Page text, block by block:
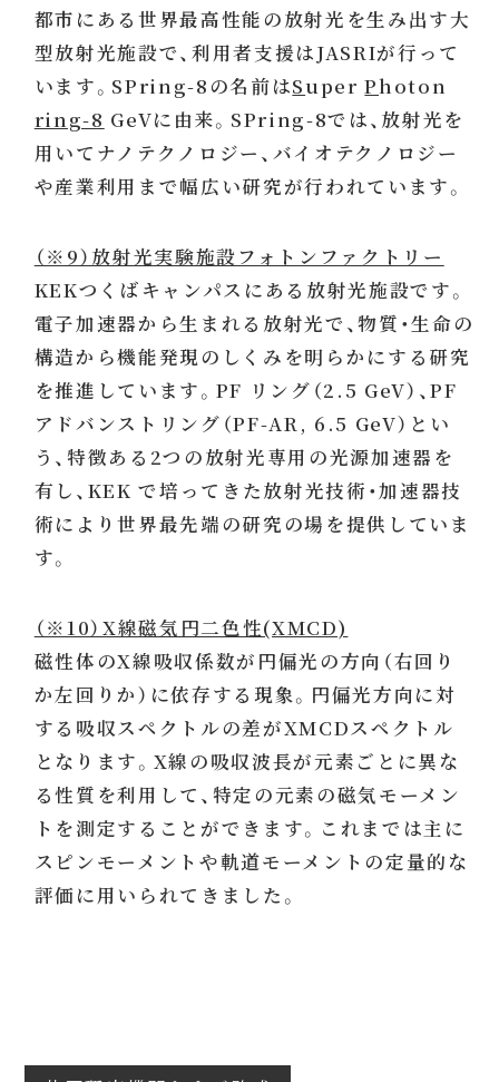
都市にある世界最高性能の放射光を生み出す大
型放射光施設で、利用者支援はJASRIが行って
います。SPring-8の名前はSuperPhoton
ring-8 GeVに由来。SPring-8では、放射光を
用いてナノテクノロジー、バイオテクノロジー
や産業利用まで幅広い研究が行われています。
（※9）放射光実験施設フォトンファクトリー
KEKつくばキャンパスにある放射光施設です。
電子加速器から生まれる放射光で、物質・生命の
構造から機能発現のしくみを明らかにする研究
を推進しています。PF リング（2.5 GeV）、PF
アドバンストリング（PF-AR, 6.5 GeV）とい
う、特徴ある2つの放射光専用の光源加速器を
有し、KEK で培ってきた放射光技術・加速器技
術により世界最先端の研究の場を提供していま
す。
（※10）X線磁気円二色性(XMCD)
磁性体のX線吸収係数が円偏光の方向（右回り
か左回りか）に依存する現象。円偏光方向に対
する吸収スペクトルの差がXMCDスペクトル
となります。X線の吸収波長が元素ごとに異な
る性質を利用して、特定の元素の磁気モーメン
トを測定することができます。これまでは主に
スピンモーメントや軌道モーメントの定量的な
評価に用いられてきました。